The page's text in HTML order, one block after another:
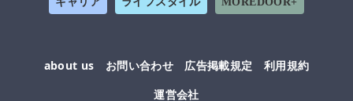
about us お問い合わせ 広告掲載規定
利用規約
運営会社